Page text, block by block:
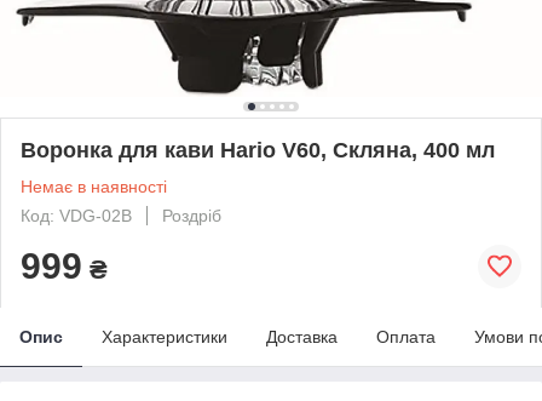
Воронка для кави Hario V60, Скляна, 400 мл
Немає в наявності
Код: VDG-02B
Роздріб
999 ₴
Опис Характеристики Доставка Оплата Умови